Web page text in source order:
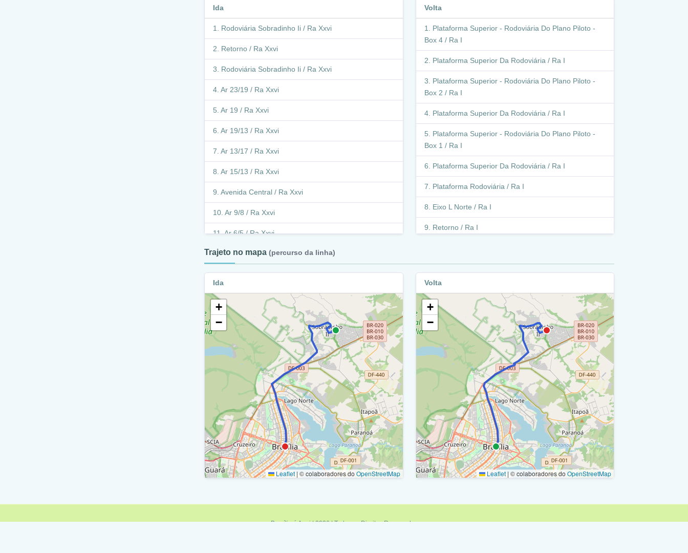
Ida
Rodoviária Sobradinho Ii / Ra Xxvi
Retorno / Ra Xxvi
Rodoviária Sobradinho Ii / Ra Xxvi
Ar 23/19 / Ra Xxvi
Ar 19 / Ra Xxvi
Ar 19/13 / Ra Xxvi
Ar 13/17 / Ra Xxvi
Ar 15/13 / Ra Xxvi
Avenida Central / Ra Xxvi
Ar 9/8 / Ra Xxvi
Ar 6/5 / Ra Xxvi
Ar 9/5 / Ra Xxvi
Ar 7/5 / Ra Xxvi
Ar 11/7 / Ra Xxvi
Df-215 / Ra Xxvi
Retorno - Df-215 (Ar 11) / Ra Xxvi
Retorno - Df-215 (Ar 11) / Ra V
Df-215 / Ra V
Df-215 / Ra Xxvi
Df-420 (Avenida Contorno) / Ra Xxvi
Df-215 / Ra Xxvi
Df-420 (Avenida Contorno) / Ra Xxvi
Qms 33/32/31 / Ra Xxvi
Df-420 (Avenida Contorno) / Ra Xxvi
Volta
Plataforma Superior - Rodoviária Do Plano Piloto -
Box 4 / Ra I
Plataforma Superior Da Rodoviária / Ra I
Plataforma Superior - Rodoviária Do Plano Piloto -
Box 2 / Ra I
Plataforma Superior Da Rodoviária / Ra I
Plataforma Superior - Rodoviária Do Plano Piloto -
Box 1 / Ra I
Plataforma Superior Da Rodoviária / Ra I
Plataforma Rodoviária / Ra I
Eixo L Norte / Ra I
Retorno / Ra I
Acesso Viaduto Eixo L2 Norte / Df-002 / Ra I
Eixo L Norte / Ra I
Acesso Viaduto Eixo L2 Norte / Df-002 / Ra I
Eixão Norte / Df-002 / Ra I
Eptt / Df-007 / Ra Xviii
Eptt - Df-007 / Ra Xviii
Eptt/Df-007 / Ra Xviii
Eptt - Df-007 / Ra Xviii
Ttn / Ra Xviii
Trajeto no mapa (percurso da linha)
Ida
+
−
Leaflet | © colaboradores do OpenStreetMap
Volta
+
−
Leaflet | © colaboradores do OpenStreetMap
Brasília é Aqui | 2026 | Todos os Direitos Reservados